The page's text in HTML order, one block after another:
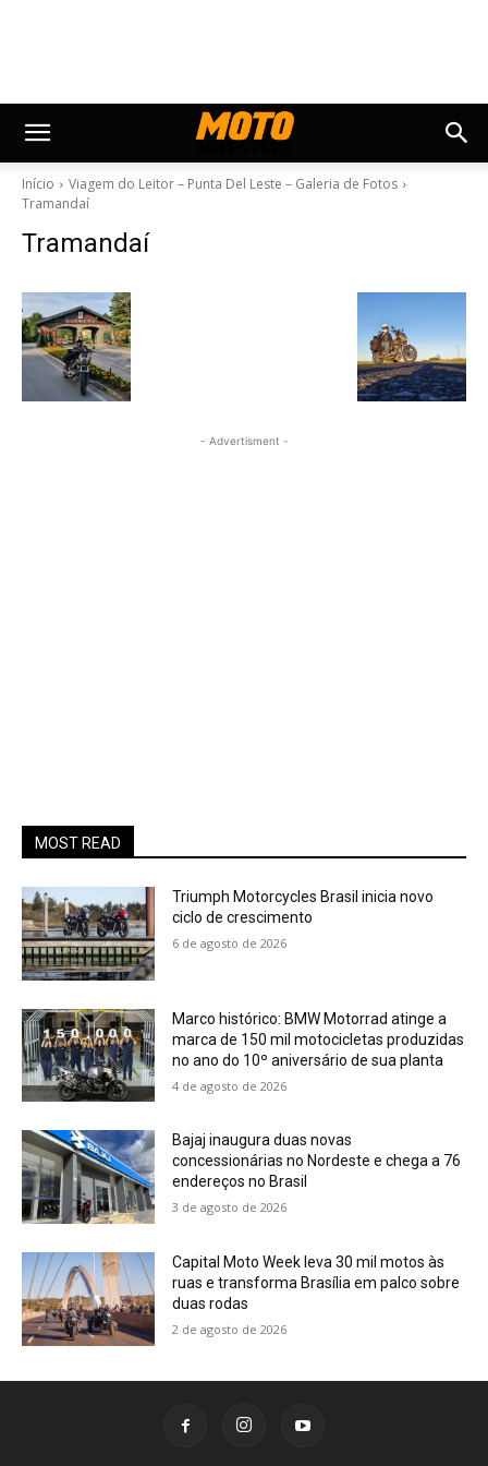
Início
Viagem do Leitor – Punta Del Leste – Galeria de Fotos
Tramandaí
Tramandaí
- Advertisment -
MOST READ
Triumph Motorcycles Brasil inicia novo
ciclo de crescimento
6 de agosto de 2026
Marco histórico: BMW Motorrad atinge a
marca de 150 mil motocicletas produzidas
no ano do 10º aniversário de sua planta
4 de agosto de 2026
Bajaj inaugura duas novas
concessionárias no Nordeste e chega a 76
endereços no Brasil
3 de agosto de 2026
Capital Moto Week leva 30 mil motos às
ruas e transforma Brasília em palco sobre
duas rodas
2 de agosto de 2026